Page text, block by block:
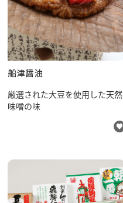
船津醤油
厳選された大豆を使用した天然
味噌の味